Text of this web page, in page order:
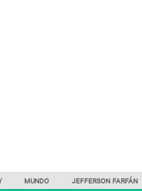
MUNDO JEFFERSON FARFÁN